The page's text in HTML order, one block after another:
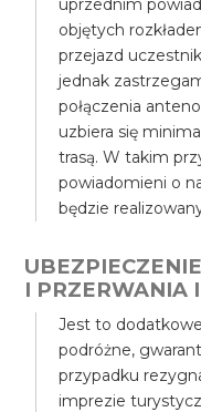
uprzednim
objętych
przejazd
jednak
połączenia
uzbiera się
trasą. W takim
powiadomieni o
będzie
I PRZERWANIA
Jest to
podróżne,
przypadku
imprezie